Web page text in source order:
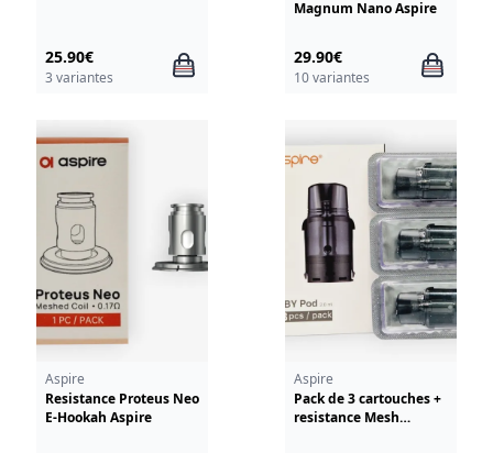
25.90€
3 variantes
Magnum Nano Aspire
29.90€
10 variantes
Aspire
Resistance Proteus Neo
E-Hookah Aspire
Aspire
Pack de 3 cartouches +
resistance Mesh